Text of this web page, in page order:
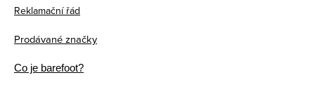
Reklamační řád
Prodávané značky
Co je barefoot?